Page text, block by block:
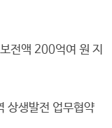
전액 200억여 원 지
상생발전 업무협약